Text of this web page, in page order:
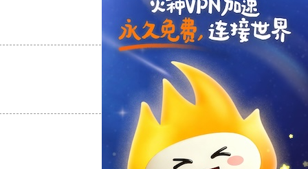
支持 [0] 反对[0]
支持[0] 反对